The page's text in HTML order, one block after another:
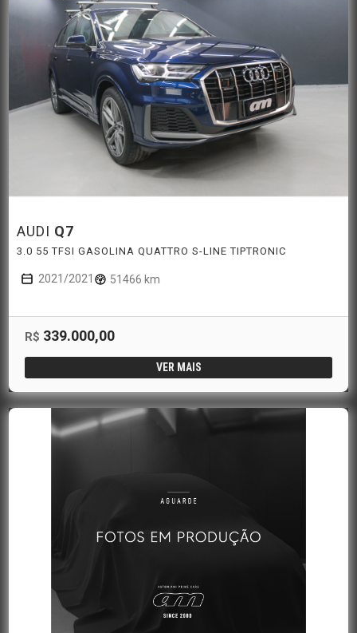
AUDI Q7
3.0 55 TFSI GASOLINA QUATTRO S-LINE TIPTRONIC
2021/2021 51466 km
R$ 339.000,00
VER MAIS